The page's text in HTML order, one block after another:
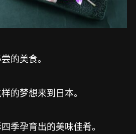
的美食。
的梦想来到日本。
季孕育出的美味佳肴。